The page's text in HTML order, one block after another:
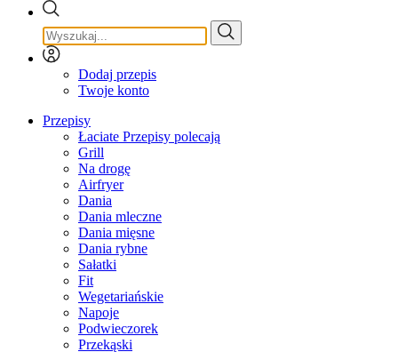
Dodaj przepis
Twoje konto
Przepisy
Łaciate Przepisy polecają
Grill
Na drogę
Airfryer
Dania
Dania mleczne
Dania mięsne
Dania rybne
Sałatki
Fit
Wegetariańskie
Napoje
Podwieczorek
Przekąski